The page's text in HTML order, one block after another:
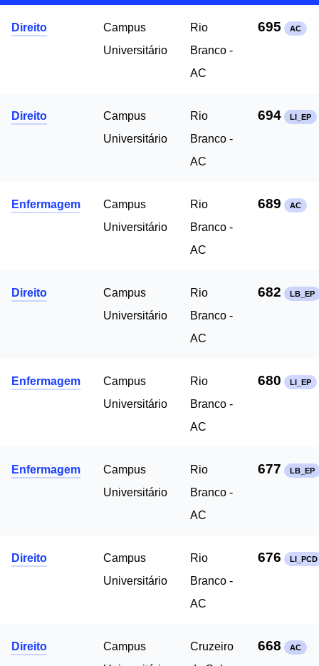
Direito
Campus
Universitário
Rio
Branco -
AC
695 AC
Direito
Campus
Universitário
Rio
Branco -
AC
694 LI_EP
Enfermagem
Campus
Universitário
Rio
Branco -
AC
689 AC
Direito
Campus
Universitário
Rio
Branco -
AC
682 LB_EP
Enfermagem
Campus
Universitário
Rio
Branco -
AC
680 LI_EP
Enfermagem
Campus
Universitário
Rio
Branco -
AC
677 LB_EP
Direito
Campus
Universitário
Rio
Branco -
AC
676 LI_PCD
Direito
Campus
Cruzeiro
668 AC